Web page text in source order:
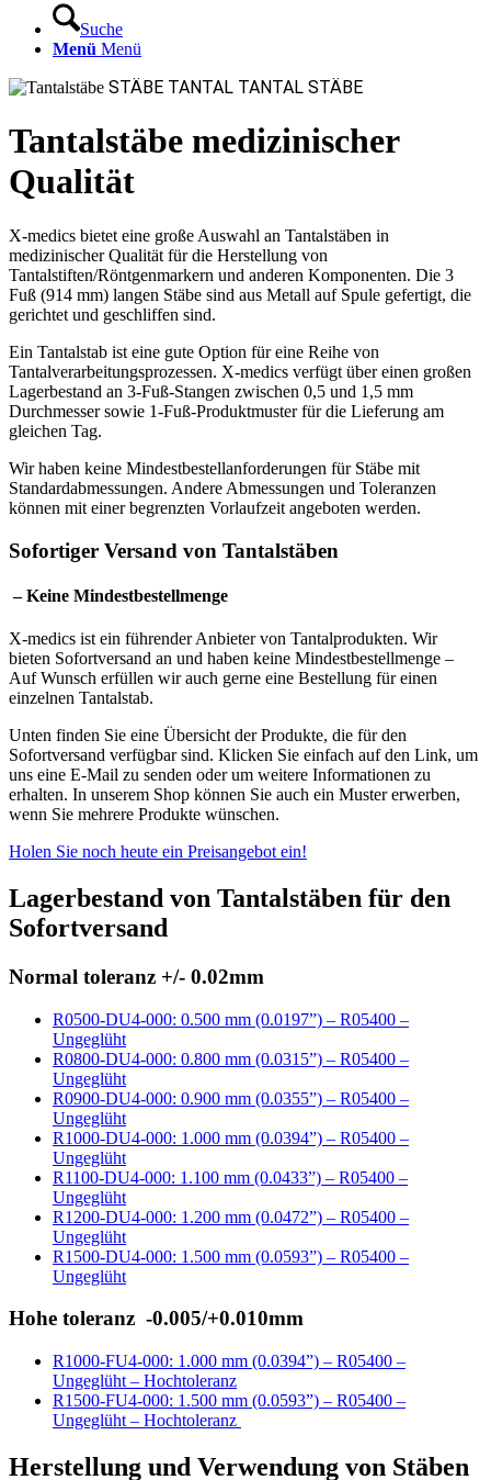
Suche
Menü Menü
STÄBE TANTAL TANTAL STÄBE
Tantalstäbe medizinischer
Qualität
X-medics bietet eine große Auswahl an Tantalstäben in
medizinischer Qualität für die Herstellung von
Tantalstiften/Röntgenmarkern und anderen Komponenten. Die 3
Fuß (914 mm) langen Stäbe sind aus Metall auf Spule gefertigt, die
gerichtet und geschliffen sind.
Ein Tantalstab ist eine gute Option für eine Reihe von
Tantalverarbeitungsprozessen. X-medics verfügt über einen großen
Lagerbestand an 3-Fuß-Stangen zwischen 0,5 und 1,5 mm
Durchmesser sowie 1-Fuß-Produktmuster für die Lieferung am
gleichen Tag.
Wir haben keine Mindestbestellanforderungen für Stäbe mit
Standardabmessungen. Andere Abmessungen und Toleranzen
können mit einer begrenzten Vorlaufzeit angeboten werden.
Sofortiger Versand von Tantalstäben
– Keine Mindestbestellmenge
X-medics ist ein führender Anbieter von Tantalprodukten. Wir
bieten Sofortversand an und haben keine Mindestbestellmenge –
Auf Wunsch erfüllen wir auch gerne eine Bestellung für einen
einzelnen Tantalstab.
Unten finden Sie eine Übersicht der Produkte, die für den
Sofortversand verfügbar sind. Klicken Sie einfach auf den Link, um
uns eine E-Mail zu senden oder um weitere Informationen zu
erhalten. In unserem Shop können Sie auch ein Muster erwerben,
wenn Sie mehrere Produkte wünschen.
Holen Sie noch heute ein Preisangebot ein!
Lagerbestand von Tantalstäben für den
Sofortversand
Normal toleranz +/- 0.02mm
R0500-DU4-000: 0.500 mm (0.0197”) – R05400 –
Ungeglüht
R0800-DU4-000: 0.800 mm (0.0315”) – R05400 –
Ungeglüht
R0900-DU4-000: 0.900 mm (0.0355”) – R05400 –
Ungeglüht
R1000-DU4-000: 1.000 mm (0.0394”) – R05400 –
Ungeglüht
R1100-DU4-000: 1.100 mm (0.0433”) – R05400 –
Ungeglüht
R1200-DU4-000: 1.200 mm (0.0472”) – R05400 –
Ungeglüht
R1500-DU4-000: 1.500 mm (0.0593”) – R05400 –
Ungeglüht
Hohe toleranz -0.005/+0.010mm
R1000-FU4-000: 1.000 mm (0.0394”) – R05400 –
Ungeglüht – Hochtoleranz
R1500-FU4-000: 1.500 mm (0.0593”) – R05400 –
Ungeglüht – Hochtoleranz
Herstellung und Verwendung von Stäben